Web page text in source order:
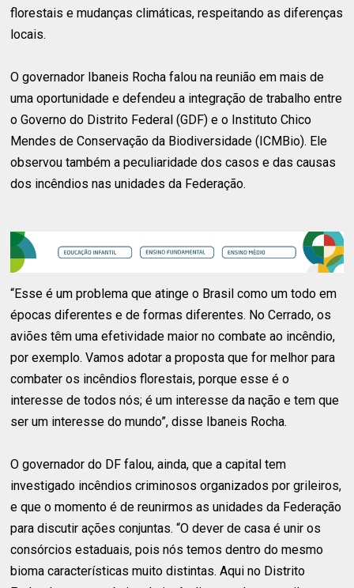
florestais e mudanças climáticas, respeitando as diferenças
locais.
O governador Ibaneis Rocha falou na reunião em mais de
uma oportunidade e defendeu a integração de trabalho entre
o Governo do Distrito Federal (GDF) e o Instituto Chico
Mendes de Conservação da Biodiversidade (ICMBio). Ele
observou também a peculiaridade dos casos e das causas
dos incêndios nas unidades da Federação.
“Esse é um problema que atinge o Brasil como um todo em
épocas diferentes e de formas diferentes. No Cerrado, os
aviões têm uma efetividade maior no combate ao incêndio,
por exemplo. Vamos adotar a proposta que for melhor para
combater os incêndios florestais, porque esse é o
interesse de todos nós; é um interesse da nação e tem que
ser um interesse do mundo”, disse Ibaneis Rocha.
O governador do DF falou, ainda, que a capital tem
investigado incêndios criminosos organizados por grileiros,
e que o momento é de reunirmos as unidades da Federação
para discutir ações conjuntas. “O dever de casa é unir os
consórcios estaduais, pois nós temos dentro do mesmo
bioma características muito distintas. Aqui no Distrito